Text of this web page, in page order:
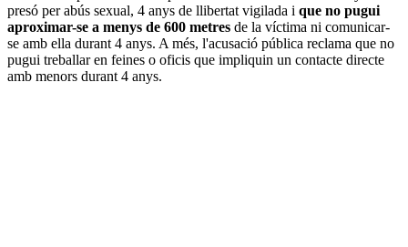
presó per abús sexual, 4 anys de llibertat vigilada i que no pugui
aproximar-se a menys de 600 metres de la víctima ni comunicar-
se amb ella durant 4 anys. A més, l'acusació pública reclama que no
pugui treballar en feines o oficis que impliquin un contacte directe
amb menors durant 4 anys.